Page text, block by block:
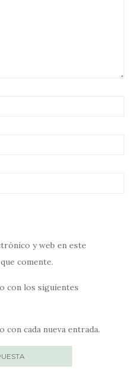
y web en este
comente.
con los siguientes
cada nueva entrada.